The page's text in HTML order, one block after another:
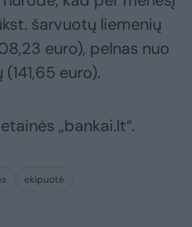
šarvuotų liemenių
euro), pelnas nuo
euro).
„bankai.lt“.
ekipuotė